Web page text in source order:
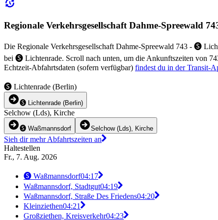
Regionale Verkehrsgesellschaft Dahme-Spreewald
Die Regionale Verkehrsgesellschaft Dahme-Spreewald 743 - 🅢
bei 🅢 Lichtenrade. Scroll nach unten, um die Ankunftszeiten von
Echtzeit-Abfahrtsdaten (sofern verfügbar) findest du in der Transit-
🅢 Lichtenrade (Berlin)
🅢 Lichtenrade (Berlin)
Selchow (Lds), Kirche
🅢 Waßmannsdorf Selchow (Lds), Kirche
Sieh dir mehr Abfahrtszeiten an
Haltestellen
Fr., 7. Aug. 2026
🅢 Waßmannsdorf04:17
Waßmannsdorf, Stadtgut04:19
Waßmannsdorf, Straße Des Friedens04:20
Kleinziethen04:21
Großziethen, Kreisverkehr04:23